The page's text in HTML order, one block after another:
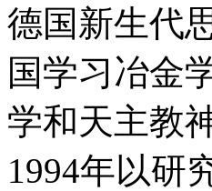
德国新生代
国学习冶金
学和天主教
1994年以研